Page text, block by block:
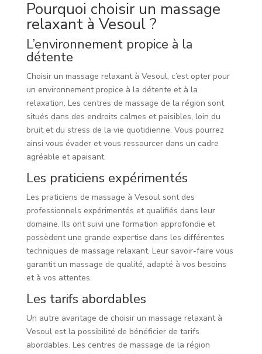
Pourquoi choisir un massage
relaxant à Vesoul ?
L’environnement propice à la
détente
Choisir un massage relaxant à Vesoul, c’est opter pour
un environnement propice à la détente et à la
relaxation. Les centres de massage de la région sont
situés dans des endroits calmes et paisibles, loin du
bruit et du stress de la vie quotidienne. Vous pourrez
ainsi vous évader et vous ressourcer dans un cadre
agréable et apaisant.
Les praticiens expérimentés
Les praticiens de massage à Vesoul sont des
professionnels expérimentés et qualifiés dans leur
domaine. Ils ont suivi une formation approfondie et
possèdent une grande expertise dans les différentes
techniques de massage relaxant. Leur savoir-faire vous
garantit un massage de qualité, adapté à vos besoins
et à vos attentes.
Les tarifs abordables
Un autre avantage de choisir un massage relaxant à
Vesoul est la possibilité de bénéficier de tarifs
abordables. Les centres de massage de la région